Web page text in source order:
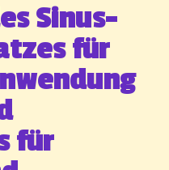
Sinus-
für
für